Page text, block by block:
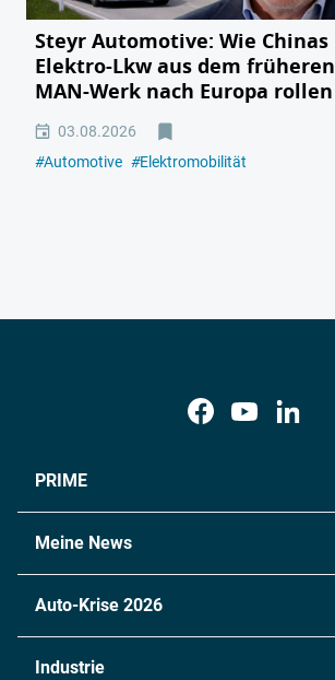
Steyr Automotive: Wie Chinas
Elektro-Lkw aus dem früheren
MAN-Werk nach Europa rollen
03.08.2026
#Automotive #Elektromobilität
PRIME
Meine News
Auto-Krise 2026
Industrie